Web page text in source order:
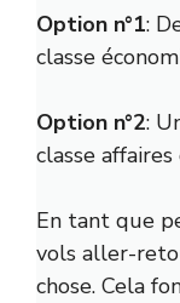
Option n°1:
classe
Option n°2:
classe
En tant que
vols aller-
chose. Cela